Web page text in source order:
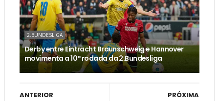
2.BUNDESLIGA
Derby entre Eintracht Braunschweig e Hannover
movimenta a 10ª rodada da 2.Bundesliga
PRÓXIMA
ANTERIOR